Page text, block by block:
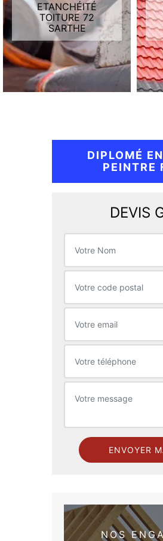
ETANCHÉITÉ
TOITURE 72
SARTHE
DIPLOMÉ
PEINTRE
DEVIS
NOS